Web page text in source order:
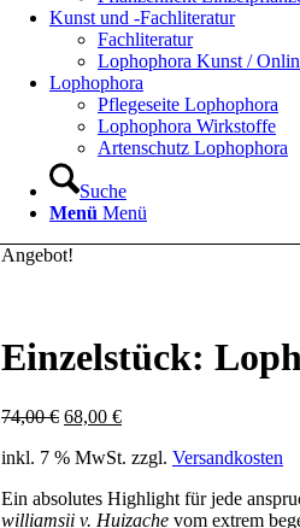
Kunst und -Fachliteratur
Fachliteratur
Lophophora Kunst /
Lophophora
Pflegeseite Lophophora
Lophophora Wirkstoffe
Artenschutz Lophophora
Suche
Menü Menü
Angebot!
Einzelstück:
74,00€ Ursprünglicher
war:
68,00 €Aktueller
ist:
inkl. 7 % MwSt. zzgl. Versandkosten
Ein absolutes Highlight für jede
williamsii v. Huizache vom extrem